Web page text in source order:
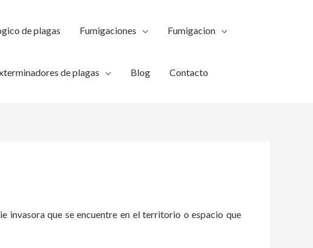
de plagas Fumigaciones Fumigacion
de plagas Blog Contacto
invasora que se encuentre en el territorio o espacio que